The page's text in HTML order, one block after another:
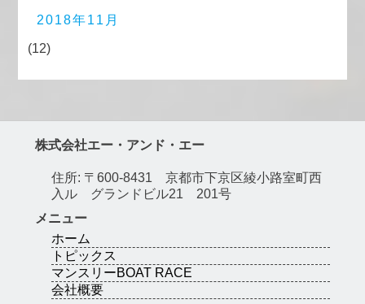
2018年11月
(12)
株式会社エー・アンド・エー
住所: 〒600-8431 京都市下京区綾小路室町西
入ル グランドビル21 201号
メニュー
ホーム
トピックス
マンスリーBOAT RACE
会社概要